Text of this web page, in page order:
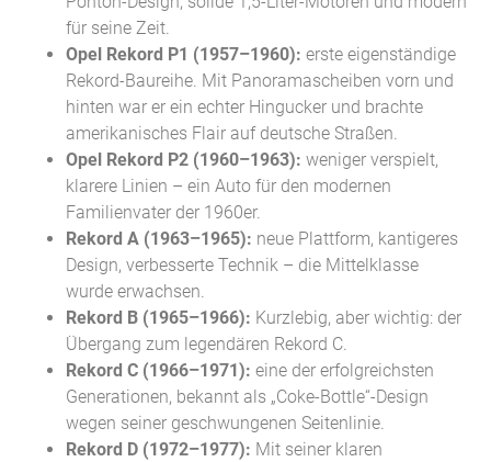
für seine Zeit.
Opel Rekord P1 (1957–1960): erste eigenständige
Rekord-Baureihe. Mit Panoramascheiben vorn und
hinten war er ein echter Hingucker und brachte
amerikanisches Flair auf deutsche Straßen.
Opel Rekord P2 (1960–1963): weniger verspielt,
klarere Linien – ein Auto für den modernen
Familienvater der 1960er.
Rekord A (1963–1965): neue Plattform, kantigeres
Design, verbesserte Technik – die Mittelklasse
wurde erwachsen.
Rekord B (1965–1966): Kurzlebig, aber wichtig: der
Übergang zum legendären Rekord C.
Rekord C (1966–1971): eine der erfolgreichsten
Generationen, bekannt als „Coke-Bottle“-Design
wegen seiner geschwungenen Seitenlinie.
Rekord D (1972–1977): Mit seiner klaren